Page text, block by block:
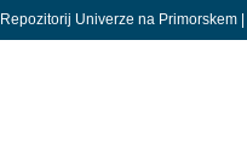
Repozitorij Univerze na Primorskem |